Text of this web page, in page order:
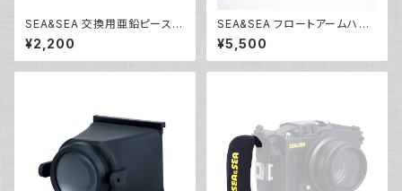
SEA&SEA 交換用亜鉛ピース(2
個入り) [46116]
¥2,200
SEA&SEA フロートアームハン
ドル 取付金具セット [46130]
¥5,500